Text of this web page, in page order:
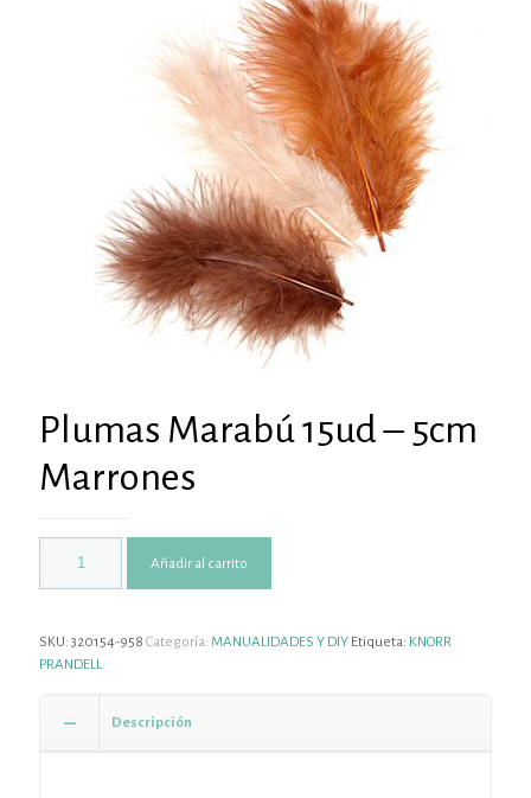
Plumas Marabú 15ud – 5cm
Marrones
Añadir al carrito
SKU: 320154-958 Categoría: MANUALIDADES Y DIY Etiqueta: KNORR
PRANDELL
Descripción